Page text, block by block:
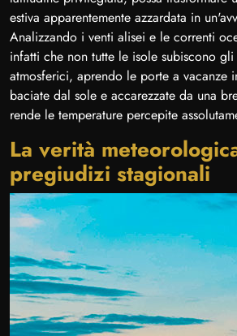
estiva apparentemente azzardata in
Analizzando i venti alisei e le correnti
infatti che non tutte le isole subiscono gli
atmosferici, aprendo le porte a vacanze
baciate dal sole e accarezzate da una
rende le temperature percepite
La verità
pregiudizi stagionali